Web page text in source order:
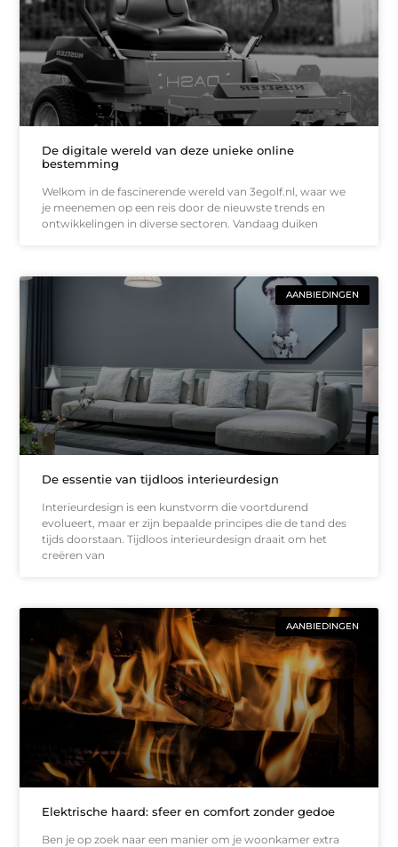
De digitale wereld van deze unieke online
bestemming
Welkom in de fascinerende wereld van 3egolf.nl, waar we
je meenemen op een reis door de nieuwste trends en
ontwikkelingen in diverse sectoren. Vandaag duiken
AANBIEDINGEN
De essentie van tijdloos interieurdesign
Interieurdesign is een kunstvorm die voortdurend
evolueert, maar er zijn bepaalde principes die de tand des
tijds doorstaan. Tijdloos interieurdesign draait om het
creëren van
AANBIEDINGEN
Elektrische haard: sfeer en comfort zonder gedoe
Ben je op zoek naar een manier om je woonkamer extra